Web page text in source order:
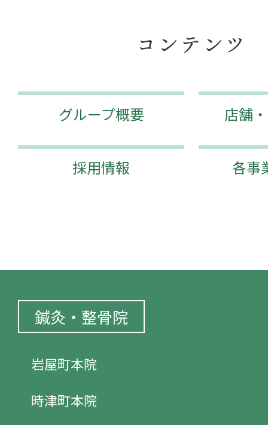
コンテンツ
グループ概要 店舗
採用情報 各事
鍼灸・整骨院
岩屋町本院
時津町本院